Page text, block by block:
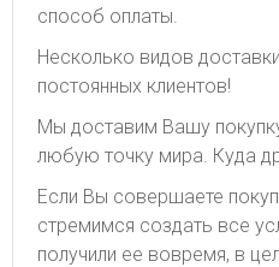
способ оплаты.
Несколько видов
постоянных клиентов!
Мы доставим Вашу
любую точку мира. Куда
Если Вы совершаете
стремимся создать все
получили ее вовремя, в